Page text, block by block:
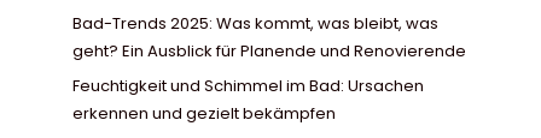
Bad-Trends 2025: Was kommt, was bleibt, was
geht? Ein Ausblick für Planende und Renovierende
Feuchtigkeit und Schimmel im Bad: Ursachen
erkennen und gezielt bekämpfen